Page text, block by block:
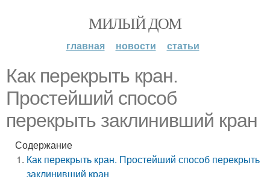
МИЛЫЙ ДОМ
главная новости статьи
Как перекрыть кран.
Простейший способ
перекрыть заклинивший кран
Содержание
Как перекрыть кран. Простейший способ перекрыть
заклинивший кран